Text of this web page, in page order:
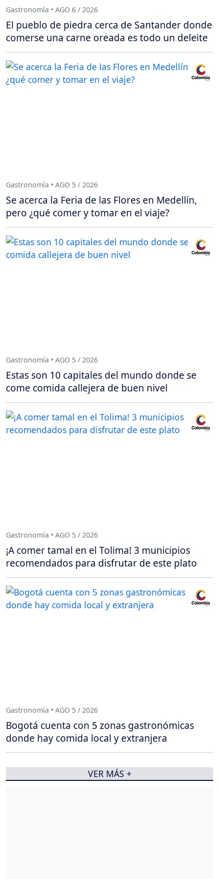
Gastronomía • AGO 6 / 2026
El pueblo de piedra cerca de Santander donde
comerse una carne oreada es todo un deleite
Gastronomía • AGO 5 / 2026
Se acerca la Feria de las Flores en Medellín,
pero ¿qué comer y tomar en el viaje?
Gastronomía • AGO 5 / 2026
Estas son 10 capitales del mundo donde se
come comida callejera de buen nivel
Gastronomía • AGO 5 / 2026
¡A comer tamal en el Tolima! 3 municipios
recomendados para disfrutar de este plato
Gastronomía • AGO 5 / 2026
Bogotá cuenta con 5 zonas gastronómicas
donde hay comida local y extranjera
VER MÁS +